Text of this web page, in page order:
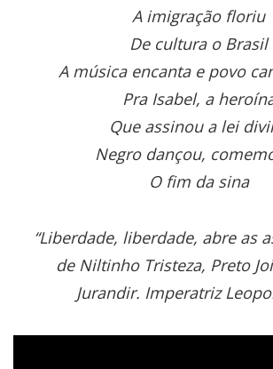
A imigração floriu
De cultura o Brasil
A música encanta e povo
Pra Isabel, a
Que assinou a lei
Negro dançou,
O fim da sina
“Liberdade, liberdade, abre as
de Niltinho Tristeza, Preto
Jurandir. Imperatriz